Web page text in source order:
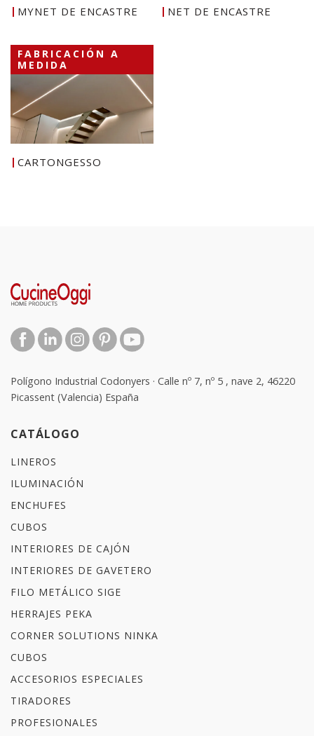
MYNET DE ENCASTRE NET DE ENCASTRE
FABRICACIÓN A
MEDIDA
CARTONGESSO
Polígono Industrial Codonyers · Calle nº 7, nº 5 , nave 2, 46220
Picassent (Valencia) España
CATÁLOGO
LINEROS
ILUMINACIÓN
ENCHUFES
CUBOS
INTERIORES DE CAJÓN
INTERIORES DE GAVETERO
FILO METÁLICO SIGE
HERRAJES PEKA
CORNER SOLUTIONS NINKA
CUBOS
ACCESORIOS ESPECIALES
TIRADORES
PROFESIONALES